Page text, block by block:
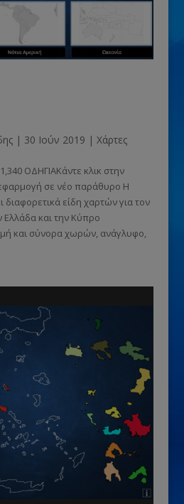
| 30 Ιούν 2019 | Χάρτες
ΟΔΗΓΙΑΚάντε κλικ στην
εφαρμογή σε νέο παράθυρο Η
είδη χαρτών για τον
Ελλάδα και την Κύπρο
και σύνορα χωρών, ανάγλυφο,